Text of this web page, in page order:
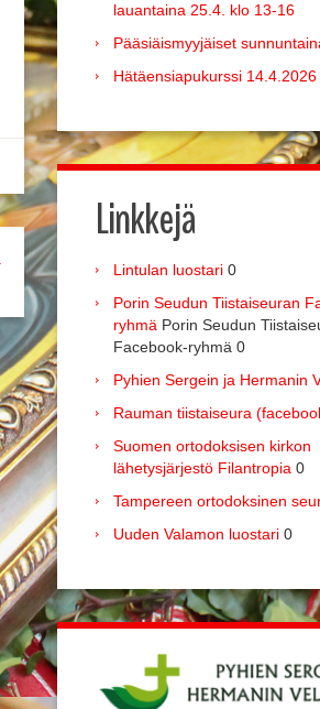
lauantaina 25.4. klo 13-16
Pääsiäismyyjäiset
Hätäensiapukurssi 14.4.2026
Linkkejä
Lintulan luostari 0
Porin Seudun Tiistaiseuran
ryhmä Porin Seudun
Facebook-ryhmä 0
Pyhien Sergein ja Hermanin
Rauman tiistaiseura
Suomen ortodoksisen kirkon
lähetysjärjestö Filantropia 0
Tampereen ortodoksinen
Uuden Valamon luostari 0